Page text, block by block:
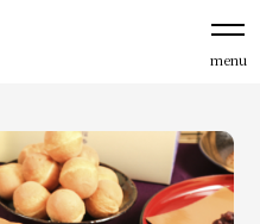
menu